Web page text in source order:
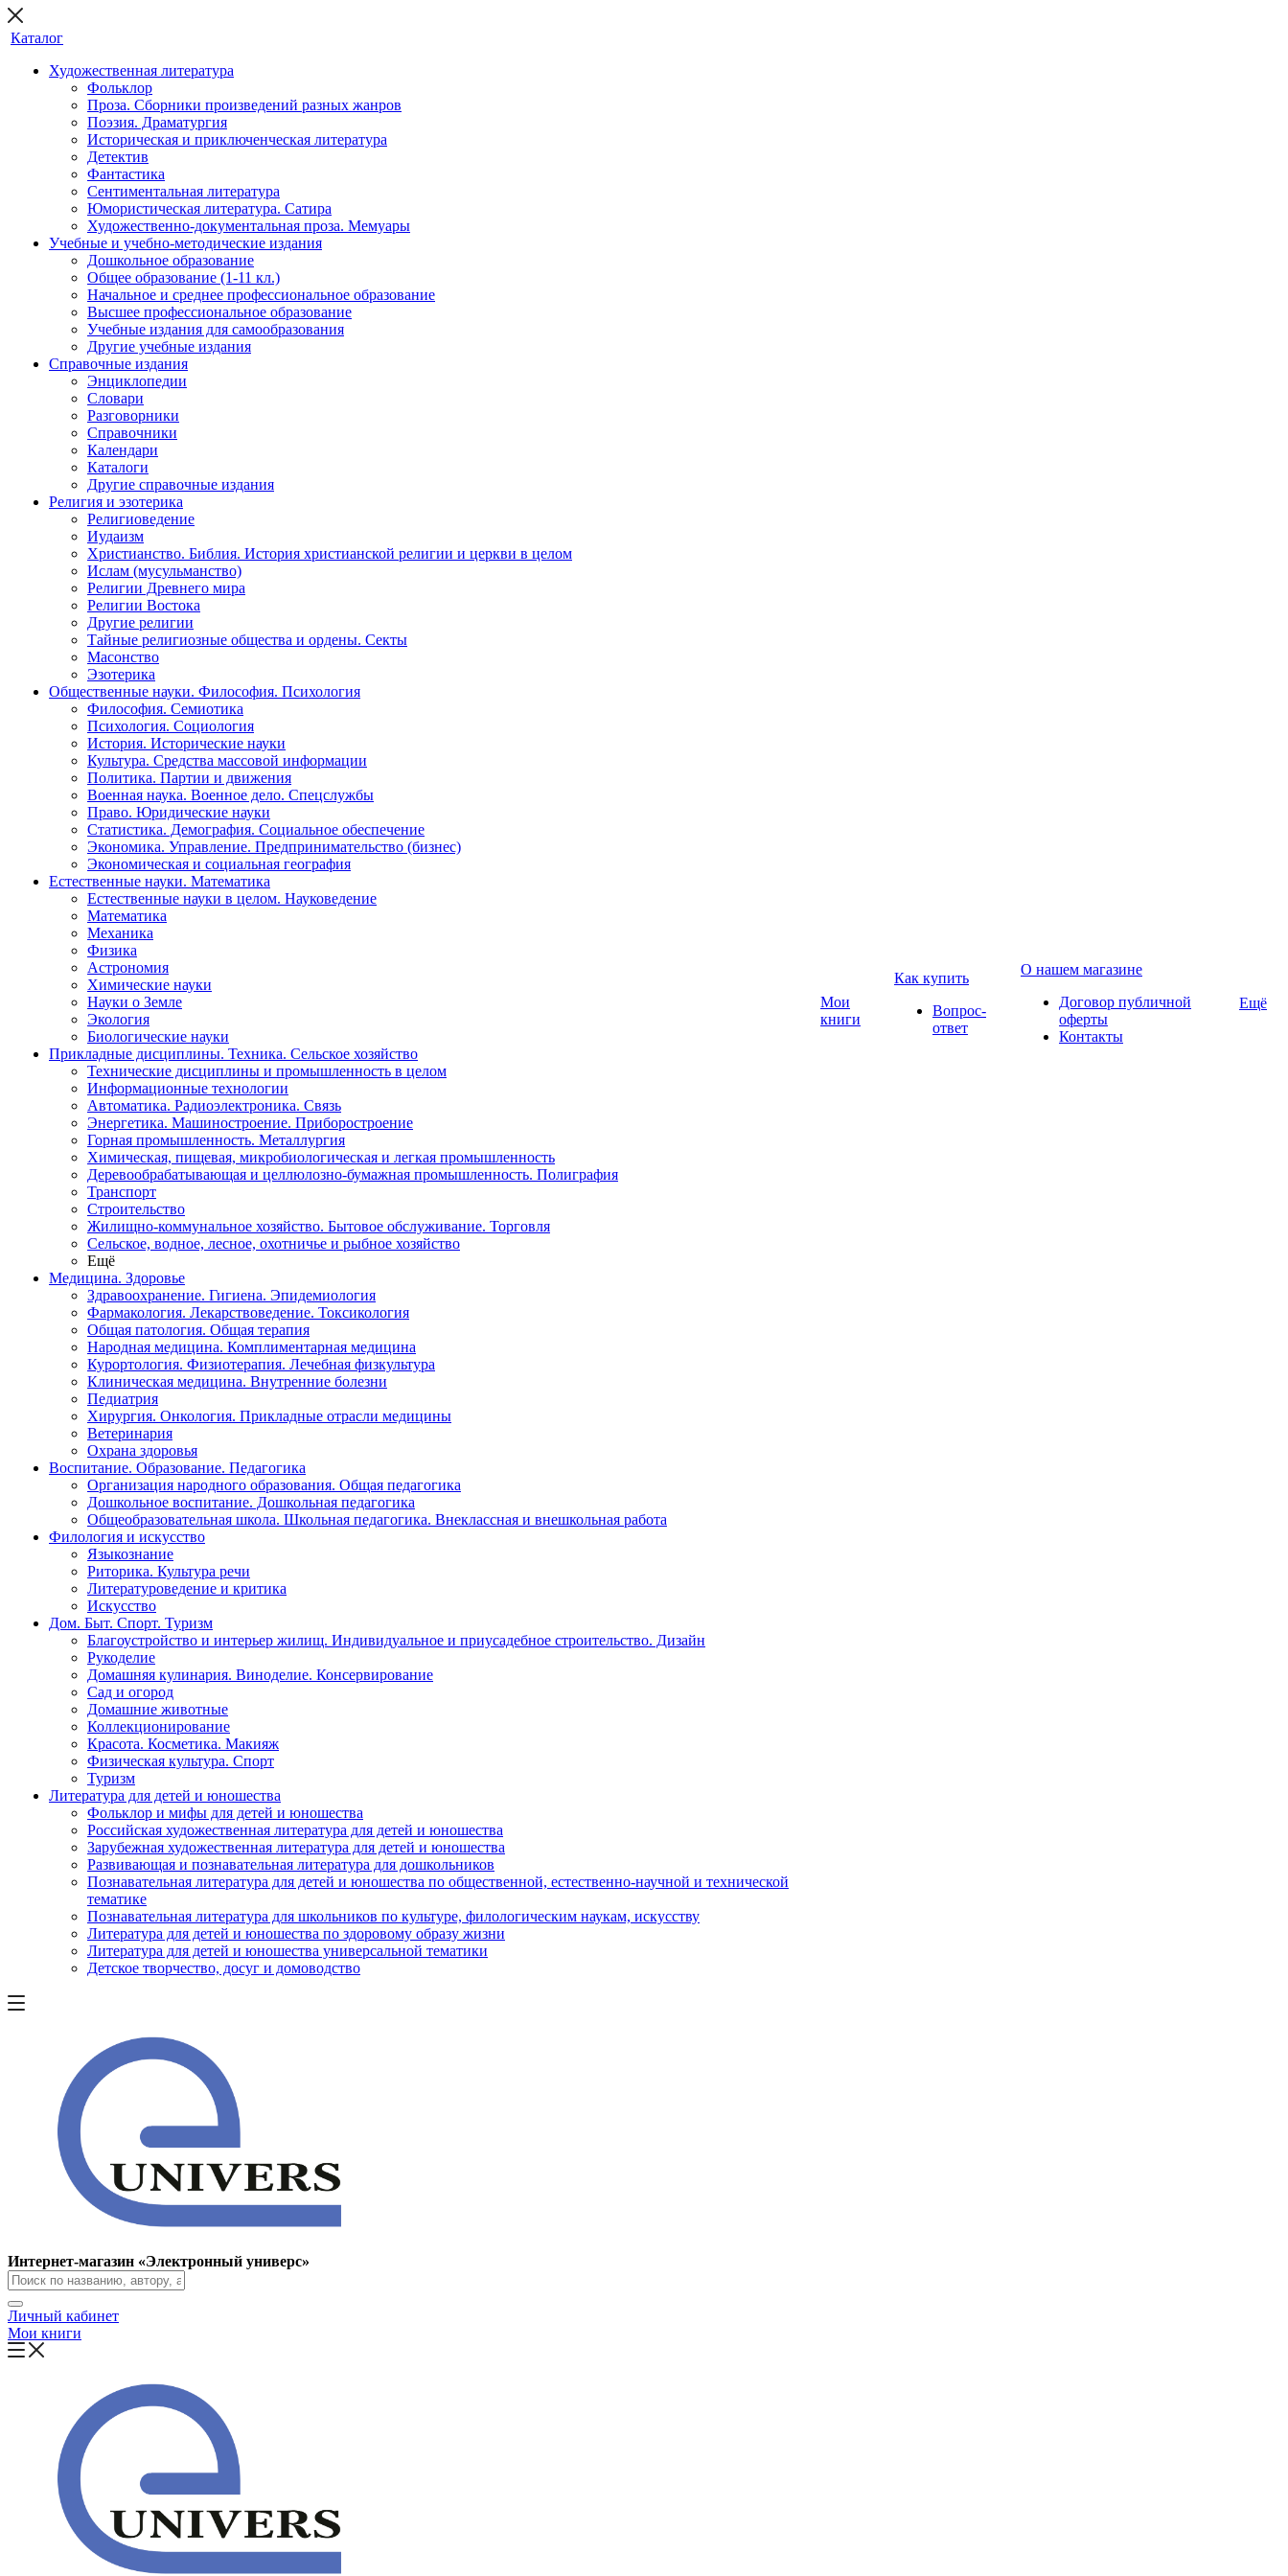
Каталог
Художественная литература
Фольклор
Проза. Сборники произведений разных жанров
Поэзия. Драматургия
Историческая и приключенческая литература
Детектив
Фантастика
Сентиментальная литература
Юмористическая литература. Сатира
Художественно-документальная проза. Мемуары
Учебные и учебно-методические издания
Дошкольное образование
Общее образование (1-11 кл.)
Начальное и среднее профессиональное образование
Высшее профессиональное образование
Учебные издания для самообразования
Другие учебные издания
Справочные издания
Энциклопедии
Словари
Разговорники
Справочники
Календари
Каталоги
Другие справочные издания
Религия и эзотерика
Религиоведение
Иудаизм
Христианство. Библия. История христианской религии и церкви в целом
Ислам (мусульманство)
Религии Древнего мира
Религии Востока
Другие религии
Тайные религиозные общества и ордены. Секты
Масонство
Эзотерика
Общественные науки. Философия. Психология
Философия. Семиотика
Психология. Социология
История. Исторические науки
Культура. Средства массовой информации
Политика. Партии и движения
Военная наука. Военное дело. Спецслужбы
Право. Юридические науки
Статистика. Демография. Социальное обеспечение
Экономика. Управление. Предпринимательство (бизнес)
Экономическая и социальная география
Естественные науки. Математика
Естественные науки в целом. Науковедение
Математика
Механика
Физика
Астрономия
Химические науки
Науки о Земле
Экология
Биологические науки
Прикладные дисциплины. Техника. Сельское хозяйство
Технические дисциплины и промышленность в целом
Информационные технологии
Автоматика. Радиоэлектроника. Связь
Энергетика. Машиностроение. Приборостроение
Горная промышленность. Металлургия
Химическая, пищевая, микробиологическая и легкая промышленность
Деревообрабатывающая и целлюлозно-бумажная промышленность. Полиграфия
Транспорт
Строительство
Жилищно-коммунальное хозяйство. Бытовое обслуживание. Торговля
Сельское, водное, лесное, охотничье и рыбное хозяйство
Ещё
Медицина. Здоровье
Здравоохранение. Гигиена. Эпидемиология
Фармакология. Лекарствоведение. Токсикология
Общая патология. Общая терапия
Народная медицина. Комплиментарная медицина
Курортология. Физиотерапия. Лечебная физкультура
Клиническая медицина. Внутренние болезни
Педиатрия
Хирургия. Онкология. Прикладные отрасли медицины
Ветеринария
Охрана здоровья
Воспитание. Образование. Педагогика
Организация народного образования. Общая педагогика
Дошкольное воспитание. Дошкольная педагогика
Общеобразовательная школа. Школьная педагогика. Внеклассная и внешкольная работа
Филология и искусство
Языкознание
Риторика. Культура речи
Литературоведение и критика
Искусство
Дом. Быт. Спорт. Туризм
Благоустройство и интерьер жилищ. Индивидуальное и приусадебное строительство. Дизайн
Рукоделие
Домашняя кулинария. Виноделие. Консервирование
Сад и огород
Домашние животные
Коллекционирование
Красота. Косметика. Макияж
Физическая культура. Спорт
Туризм
Литература для детей и юношества
Фольклор и мифы для детей и юношества
Российская художественная литература для детей и юношества
Зарубежная художественная литература для детей и юношества
Развивающая и познавательная литература для дошкольников
Познавательная литература для детей и юношества по общественной, естественно-научной и технической
тематике
Познавательная литература для школьников по культуре, филологическим наукам, искусству
Литература для детей и юношества по здоровому образу жизни
Литература для детей и юношества универсальной тематики
Детское творчество, досуг и домоводство
Мои
книги
Как купить
Вопрос-
ответ
О нашем магазине
Договор публичной
оферты
Контакты
Ещё
Интернет-магазин «Электронный универс»
Личный кабинет
Мои книги